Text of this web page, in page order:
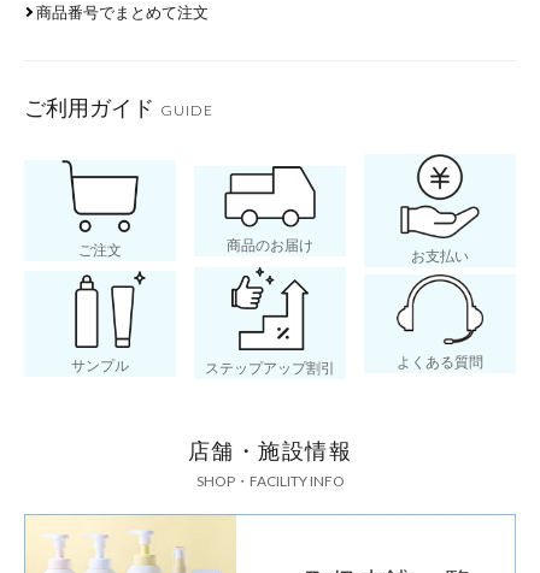
商品番号でまとめて注文
ご利用ガイド GUIDE
ご注文 商品のお届け
お支払い
サンプル ステップアップ割引 よくある質問
店舗・施設情報
SHOP・FACILITY INFO